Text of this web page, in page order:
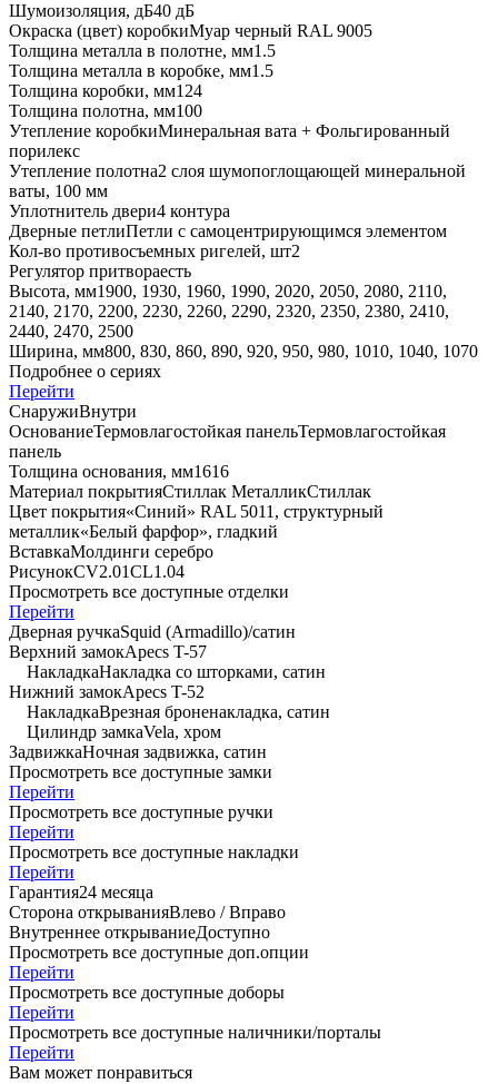
Шумоизоляция, дБ40 дБ
Окраска (цвет) коробкиМуар черный RAL 9005
Толщина металла в полотне, мм1.5
Толщина металла в коробке, мм1.5
Толщина коробки, мм124
Толщина полотна, мм100
Утепление коробкиМинеральная вата + Фольгированный
порилекс
Утепление полотна2 слоя шумопоглощающей минеральной
ваты, 100 мм
Уплотнитель двери4 контура
Дверные петлиПетли с самоцентрирующимся элементом
Кол-во противосъемных ригелей, шт2
Регулятор притвораесть
Высота, мм1900, 1930, 1960, 1990, 2020, 2050, 2080, 2110,
2140, 2170, 2200, 2230, 2260, 2290, 2320, 2350, 2380, 2410,
2440, 2470, 2500
Ширина, мм800, 830, 860, 890, 920, 950, 980, 1010, 1040, 1070
Подробнее о сериях
Перейти
СнаружиВнутри
ОснованиеТермовлагостойкая панельТермовлагостойкая
панель
Толщина основания, мм1616
Материал покрытияСтиллак МеталликСтиллак
Цвет покрытия«Синий» RAL 5011, структурный
металлик«Белый фарфор», гладкий
ВставкаМолдинги серебро
РисунокCV2.01CL1.04
Просмотреть все доступные отделки
Перейти
Дверная ручкаSquid (Armadillo)/сатин
Верхний замокApecs T-57
НакладкаНакладка со шторками, сатин
Нижний замокApecs T-52
НакладкаВрезная броненакладка, сатин
Цилиндр замкаVela, хром
ЗадвижкаНочная задвижка, сатин
Просмотреть все доступные замки
Перейти
Просмотреть все доступные ручки
Перейти
Просмотреть все доступные накладки
Перейти
Гарантия24 месяца
Сторона открыванияВлево / Вправо
Внутреннее открываниеДоступно
Просмотреть все доступные доп.опции
Перейти
Просмотреть все доступные доборы
Перейти
Просмотреть все доступные наличники/порталы
Перейти
Вам может понравиться